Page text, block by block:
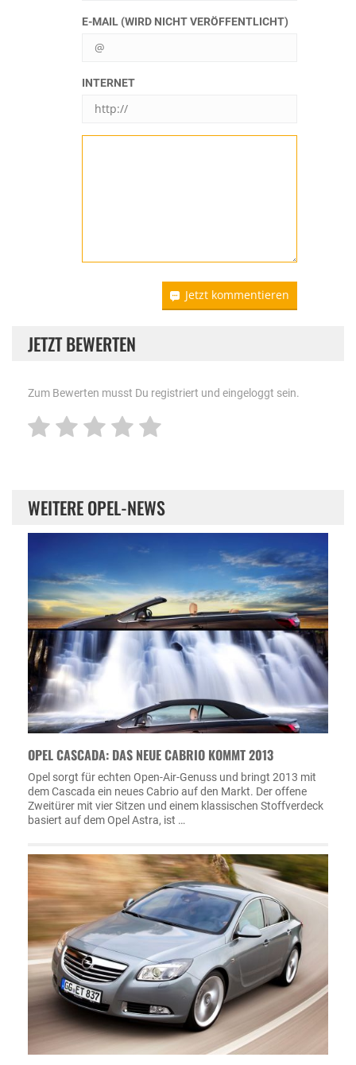
E-MAIL (WIRD NICHT VERÖFFENTLICHT)
INTERNET
Jetzt kommentieren
JETZT BEWERTEN
Zum Bewerten musst Du registriert und eingeloggt sein.
WEITERE OPEL-NEWS
OPEL CASCADA: DAS NEUE CABRIO KOMMT 2013
Opel sorgt für echten Open-Air-Genuss und bringt 2013 mit
dem Cascada ein neues Cabrio auf den Markt. Der offene
Zweitürer mit vier Sitzen und einem klassischen Stoffverdeck
basiert auf dem Opel Astra, ist …